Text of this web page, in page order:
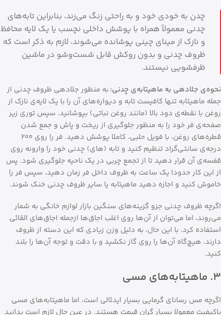
چدن به خودی خود و به راحتی زنگ می‌زند، بنابراین تابه‌های
چدنی معمولاً همراه با پوشش داخلی نچسب یا یک لایه محافظ
و نازک از مینای چینی پوشانده می‌شوند، لازم به ذکر است که
ظروف چدنی و بدون روکش قابل شست‌وشو در ماشین
ظرفشویی نیستند.
نحوه‌ی جلادهی به ماهیتابه‌‌ی چدنی: به منظور جلادهی ظروف چدنی از
جمله ماهیتابه تنها کافیست تابه و دیواره‌های آن را با یک لایه‌ی نازک از
روغن با نقطه‌ی دود بالا (مانند روغن نباتی) بپوشانید. سپس توری زیر
صفحه‌ی فر خود را به منظور جلوگیری از ریخت و پاش و جمع شدن
قطره‌های روغن، با فویل حلبی، کاملا پوشش دهید. فر را روی ۲۰۰
درجه‌ی سانتی‌گراد تنظیم کنید و تابه (های) چدنی خود را وارونه روی
قفسه‌ی آن قرار دهید تا از تجمع چربی در یک ناحیه جلوگیری شود. پس
از این کار حدودا یک ساعت به ظروف داخل فر زمان دهید، سپس فر را
خاموش کنید و اجازه دهید ماهیتابه یا سایر ظروف چدنی خنک شوند.
اگرچه ظروف چدنی جزو گزینه‌های سنگین بازار لوازم خانگی به شمار
می‌روند، اما می‌توان از آن‌ها روی اغلب اجاق‌ها ازجمله اجاق‌های القائی
استفاده کرد. با این حال، به دلیل وزن زیادی که این دسته از ظروف
دارند، هیچ‌گاه آن‌ها را روی گاز نکشید و با دقت و توجه آن‌ها را بلند
کنید.
۳. ماهیتابه‌های مسی
اگرچه مس رسانای گرمایی بسیار ایدئالی است، اما ماهیتابه‌های مسی
باکیفیت معمولا بسیار گران قیمت هستند. در عین حال لازم است بدانید